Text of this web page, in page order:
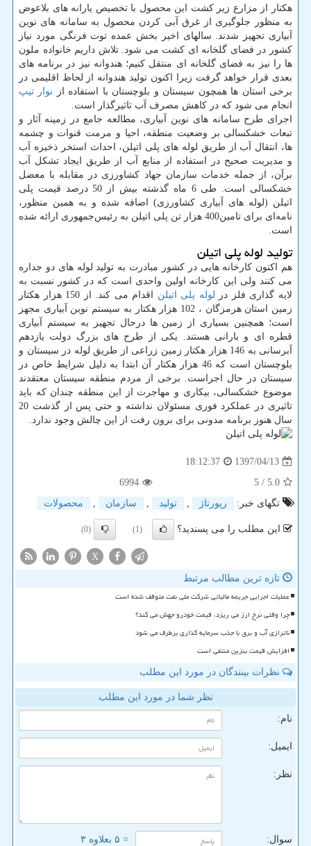
هکتار از مزارع زیر کشت این محصول با تخصیص یارانه های بلاعوض
به منظور جلوگیری از غرق آبی کردن محصول به سامانه های نوین
آبیاری تجهیز شدند. سالهای اخیر بخش عمده توت فرنگی مورد نیاز
کشور در فضای گلخانه ای کشت می شود. تلاش داریم خانواده ملون
ها را نیز به فضای گلخانه ای منتقل کنیم؛ هندوانه نیز در برنامه های
بعدی قرار خواهد گرفت زیرا اکنون تولید هندوانه از لحاظ اقلیمی در
برخی استان ها همچون سیستان و بلوچستان با استفاده از نوار تیپ
انجام می شود که در کاهش مصرف آب تاثیرگذار است.
اجرای طرح سامانه های نوین آبیاری، مطالعه جامع در زمینه آثار و
تبعات خشکسالی بر وضعیت منطقه، احیا و مرمت قنوات و چشمه
ها، انتقال آب از طریق لوله های پلی اتیلن، احداث استخر ذخیره آب
و مدیریت صحیح در استفاده از منابع آب از طریق ایجاد تشکل آب
برآن، از جمله خدمات سازمان جهاد کشاورزی در مقابله با معضل
خشکسالی است. طی 6 ماه گذشته بیش از 50 درصد قیمت پلی
اتیلن (لوله های آبیاری کشاورزی) اضافه شده و به همین منظور،
نامه‌ای برای تامین400 هزار تن پلی اتیلن به رئیس‌جمهوری ارائه شده
است.
تولید لوله پلی اتیلن
هم اکنون کارخانه هایی در کشور مبادرت به تولید لوله های دو جداره
می کنند ولی این کارخانه اولین واحدی است که در کشور نسبت به
لایه گذاری فلز در لوله پلی اتیلن
اقدام می کند. از 150 هزار هکتار
زمین استان هرمزگان ، 102 هزار هکتار به سیستم نوین آبیاری مجهز
است؛ همچنین بسیاری از زمین ها درحال تجهیز به سیستم آبیاری
قطره ای و بارانی هستند. یکی از طرح های بزرگ دولت یازدهم
آبرسانی به 146 هزار هکتار زمین زراعی از طریق لوله در سیستان و
بلوچستان است که 46 هزار هکتار آن ابتدا به دلیل شرایط خاص در
سیستان در حال اجراست. برخی از مردم منطقه سیستان معتقدند
موضوع خشکسالی، بیکاری و مهاجرت از این منطقه چندان که باید
تاثیری در عملکرد فوری مسئولان نداشته و حتی پس از گذشت 20
سال هنوز برنامه مدونی برای برون رفت از این چالش وجود ندارد.
1397/04/13
18:12:37
5.0
/ 5
6994
تگهای خبر:
رپورتاژ , تولید , سازمان , محصولات
این مطلب را می پسندید؟ (1)
(0)
X
تازه ترین مطالب مرتبط
عملیات اجرایی جریمه مالیاتی شرکت ملی نفت متوقف شده است
چرا وقتی نرخ ارز می ریزد، قیمت خودرو جهش می کند؟
ناترازی آب و برق با جذب سرمایه گذاری برطرف می شود
افزایش قیمت بنزین منتفی است
نظرات بینندگان در مورد این مطلب
نظر شما در مورد این مطلب
نام:
ایمیل:
نظر:
سوال: = ۵ بعلاوه ۳